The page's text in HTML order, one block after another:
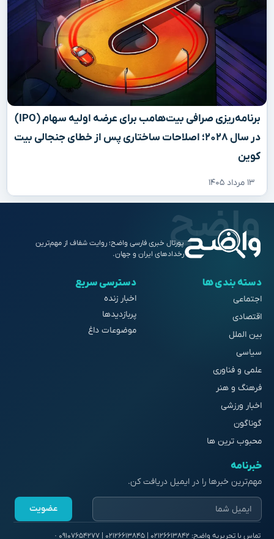
برنامه‌ریزی صرافی بیت‌هامب برای عرضه اولیه سهام (IPO)
در سال ۲۰۲۸؛ اصلاحات ساختاری پس از خطای جنجالی بیت
کوین
۱۳ مرداد ۱۴۰۵
پورتال خبری فارسی واضح؛ روایت شفاف از مهم‌ترین
رخدادهای ایران و جهان.
دسته بندی ها
اجتماعی
اقتصادی
بین الملل
سیاسی
علمی و فناوری
فرهنگ و هنر
اخبار ورزشی
گوناگون
محبوب ترین ها
دسترسی سریع
اخبار زنده
پربازدیدها
موضوعات داغ
خبرنامه
مهم‌ترین خبرها را در ایمیل دریافت کن.
عضویت